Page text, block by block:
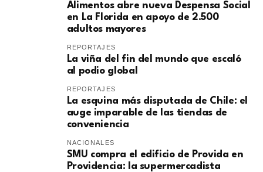
Alimentos abre nueva Despensa Social
en La Florida en apoyo de 2.500
adultos mayores
REPORTAJES
La viña del fin del mundo que escaló
al podio global
REPORTAJES
La esquina más disputada de Chile: el
auge imparable de las tiendas de
conveniencia
NACIONALES
SMU compra el edificio de Provida en
Providencia: la supermercadista